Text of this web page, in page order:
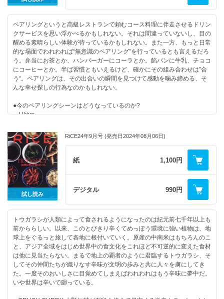
・EDITOR'S NOTE #40
・吉本ばなな「ごはんの秘密」
・加藤シゲアキ「サイドカー賛歌」
・渋谷直角 漫画「たこ RICE」
・岸田繁「その皿はハーモニー」
・門脇麦「麦と素材」
・コムアイ「世界のどこかでいただきます」
・水樹奈々「RiCE RADIO ~ほうたれ~」
・遠藤京子「電影食堂 ~映画の中の料理考~」
・田中開「焼酎ライナーノーツ」
・弘中綾香「ごほうび飯に甘やかされたい!」
●オニノウデという聖地
●EXPERIMENTAL AWAMORI shimmer ×南雲主于三
●飲みたい焼酎に出会える酒屋
●コペンハーゲン・トラヴェログ
【連載】
・EDITOR'S NOTE #39
・吉本ばなな「ごはんの秘密」
・生江史伸「レストランの宇宙」
・渋谷直角 漫画「たこ RICE」
・平野紗季子「EDIBLE ACADEMY」
・門脇麦「麦と素材」
・コムアイ「世界のどこかでいただきます」
・水樹奈々「RiCE RADIO ~ほうたれ~」
・遠藤京子「電影食堂 ~映画の中の料理考~」
・田中開「焼酎ライナーノーツ」
・千葉雅也「美味礼賛」
・マキヒロチ 漫画「人間ペアリング」
・弘中綾香「ごほうび飯に甘やかされたい!」
・蜷川実花「FOODHOLIC」｜ファーストサマーウイカ
「好評連載企画」
●吉本ばなな「ごはんの秘密」
●生江史伸「レストランの宇宙」
●加藤シゲアキ「サイドカー讃歌」
●渋谷直角 漫画「たこ RICE」
●岸田繁「その皿はハーモニー」
●門脇麦「麦と素材」
●コムアイ「世界のどこかでいただきます」
●遠藤京子「電影食堂 ～映画の中の料理考～」
●マキヒロチ 漫画「人間ペアリング」
●弘中綾香「ごほうび飯に甘やかされたい！」
●蜷川実花「FOOD HOLIC」
●アオイヤマダ×竹花いち子「cook me」
ペアリングというと高級レストランで頼むコース料理に伴走させるドリン
クサービスを思い浮かべるかもしれない。それは間違っていないし、目の
醒める素晴らしい体験が待っているかもしれない。また一方、もっと日常
的な場面でわれわれば“無意識のペアリング”を行っているとも言えるだろ
う。弁当にお茶とか、ハンバーガーにコーラとか。餡パンに牛乳、チョコ
にコーヒーとか。半ば習慣ともいえるけど、確かにその組み合わせは”合
う“。ペアリングは、その出合いの瞬間を見つけて感動を噛み締める、そ
んな幸せ探しの行為なのかもしれない。
●今のペアリングシーンはどうなっているのか?
・Ukiyo
・nokishita 711（液体料理）
●PAIRING CROSSTALK 千葉麻里絵（EUREKA!）×大越基裕（An Di）
日本のペアリングシーンを牽引する二人のトップソムリが初対談！
●稀代の文筆家、異才たちが最新ペアリングの言語化に挑む！
・加藤シゲアキ×abysse
・鈴木ジェロニモ×ag
・稲田俊輔×MAEN sake pairing restaurant
●ペアリングってなんだ？
ワインと日本酒で考える、食べながら飲むことの文化史 | ワダヨシ
・ワインとチーズ LAMMAS
・ワインとパン チェスト船堀
・シメのリゾットとパスタ nerisa
●カジュアルなペアリングは“持ち込み”から
タイ東北 モーラム酒店
●未知なる感覚に出会える場所へ
・枯朽
・髙崎のおかん
試し読み
RiCE24年9月号 (発売日2024年08月06日)
紙 1,100円
デジタル 990円
トウガラシが人類によって食されるようになったのは紀元前七千年以上も
前かららしい。以来、このとびきり辛くてめっぽう環境に強い植物は、地
球上をぐるっと旅して各地に根付いていく。原産の中南米はもちろんのこ
と、アジア全域をはじめ世界中の食文化をこれほど不可逆的に変えた食材
は他に見当たらない。まるで地上の覇者のように君臨するトウガラシ、そ
してその仲間たちが織りなす辛味が文明の歩みと共に人々を虜にしてき
た。一度そのおいしさに目覚めてしまえばわれわれはもう辛味に夢中だ。
いや世界は辛いで廻っている。